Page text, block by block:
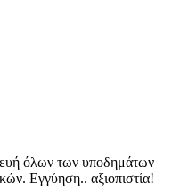
όλων των υποδημάτων
Εγγύηση.. αξιοπιστία!